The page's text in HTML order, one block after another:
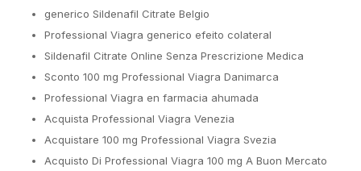
generico Sildenafil Citrate Belgio
Professional Viagra generico efeito colateral
Sildenafil Citrate Online Senza Prescrizione Medica
Sconto 100 mg Professional Viagra Danimarca
Professional Viagra en farmacia ahumada
Acquista Professional Viagra Venezia
Acquistare 100 mg Professional Viagra Svezia
Acquisto Di Professional Viagra 100 mg A Buon Mercato